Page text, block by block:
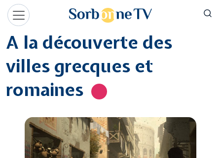
Aller au contenu principal
A la découverte des
villes grecques et
romaines
Panneau de gestion des cookies